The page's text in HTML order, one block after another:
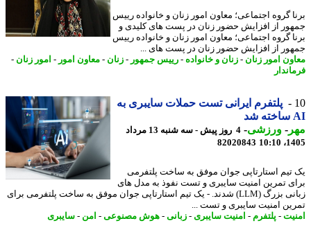
گروه اجتماعی؛ معاون امور زنان و خانواده رییس
از افزایش حضور زنان در پست های کلیدی و
گروه اجتماعی؛ معاون امور زنان و خانواده رییس
از افزایش حضور زنان در پست های ...
امور زنان -زنان و خانواده- رییس جمهور-زنان -معاون امور -امور زنان -
پلتفرم ایرانی تست حملات سایبری به
-ورزشی-
4 روز پیش - سه شنبه 13 مرداد
82020843
استارتاپی جوان موفق به ساخت پلتفرمی
تمرین امنیت سایبری و تست نفوذ به مدل های
زبانی بزرگ (LLM) شدند. - یک تیم استارتاپی جوان موفق به ساخت پلتفرمی برای
امنیت سایبری و تست ...
-پلتفرم-امنیت سایبری- زبانی -هوش مصنوعی-امن -سایبری